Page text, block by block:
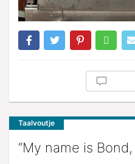
Taalvoutje
“My name is